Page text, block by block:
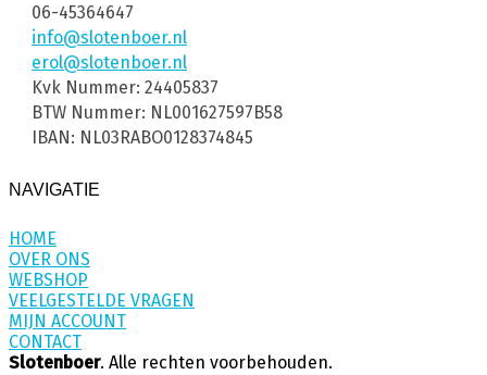
06-45364647
info@slotenboer.nl
erol@slotenboer.nl
Kvk Nummer: 24405837
BTW Nummer: NL001627597B58
IBAN: NL03RABO0128374845
NAVIGATIE
HOME
OVER ONS
WEBSHOP
VEELGESTELDE VRAGEN
MIJN ACCOUNT
CONTACT
Slotenboer. Alle rechten voorbehouden.